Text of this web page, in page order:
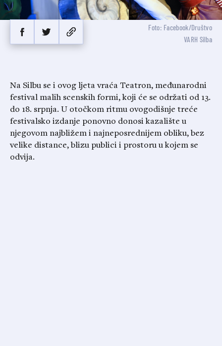
Foto: Facebook/Društvo
VARH Silba
Na Silbu se i ovog ljeta vraća Teatron, međunarodni
festival malih scenskih formi, koji će se održati od 13.
do 18. srpnja. U otočkom ritmu ovogodišnje treće
festivalsko izdanje ponovno donosi kazalište u
njegovom najbližem i najneposrednijem obliku, bez
velike distance, blizu publici i prostoru u kojem se
odvija.